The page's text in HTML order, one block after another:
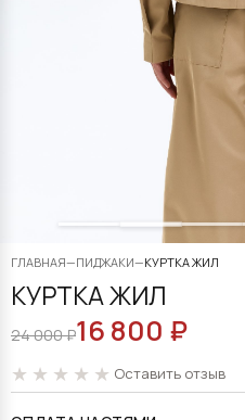
ГЛАВНАЯ—ПИДЖАКИ—КУРТКА ЖИЛ
КУРТКА ЖИЛ
24 000₽
ПЕРВОНАЧАЛЬНАЯ
ЦЕНА
16 800 ₽
ТЕКУЩАЯ
ЦЕНА:
Оставить отзыв